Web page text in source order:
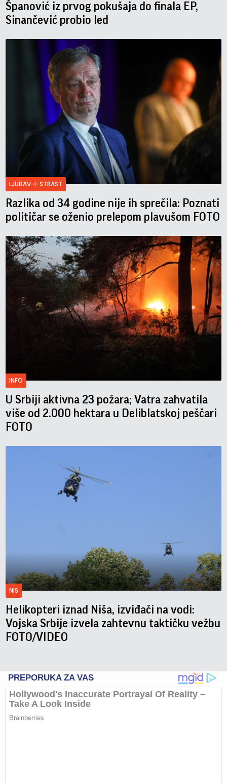
Španović iz prvog pokušaja do finala EP,
Sinančević probio led
LJUBAV-I-STRAST
Razlika od 34 godine nije ih sprečila: Poznati
političar se oženio prelepom plavušom FOTO
INFO
U Srbiji aktivna 23 požara; Vatra zahvatila
više od 2.000 hektara u Deliblatskoj peščari
FOTO
NIS
Helikopteri iznad Niša, izviđači na vodi:
Vojska Srbije izvela zahtevnu taktičku vežbu
FOTO/VIDEO